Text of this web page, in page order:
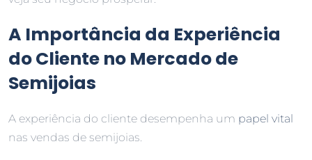
A Importância da Experiência
do Cliente no Mercado de
Semijoias
A experiência do cliente desempenha um papel vital
nas vendas de semijoias.